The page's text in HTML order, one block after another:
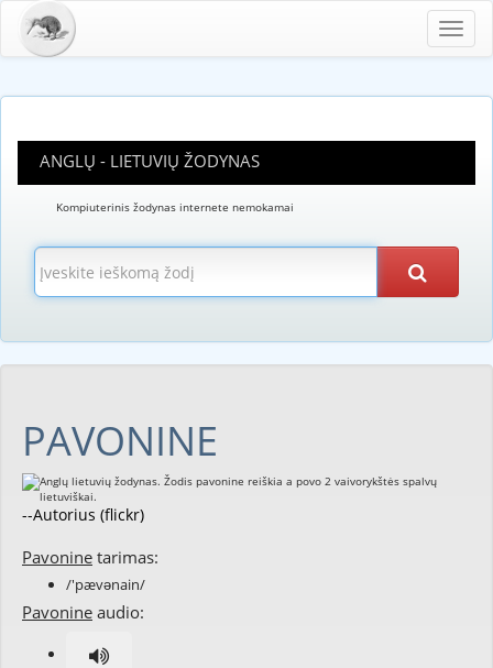
ANGLŲ - LIETUVIŲ ŽODYNAS
Kompiuterinis žodynas internete nemokamai
PAVONINE
--Autorius (flickr)
Pavonine tarimas:
/'pævənain/
Pavonine audio: